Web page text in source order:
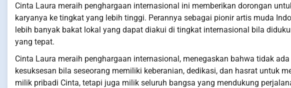
Cinta Laura meraih penghargaan internasional ini memberikan dorongan
karyanya ke tingkat yang lebih tinggi. Perannya sebagai pionir artis muda
lebih banyak bakat lokal yang dapat diakui di tingkat internasional bila
yang tepat.
Cinta Laura meraih penghargaan internasional, menegaskan bahwa tidak
kesuksesan bila seseorang memiliki keberanian, dedikasi, dan hasrat untuk
milik pribadi Cinta, tetapi juga milik seluruh bangsa yang mendukung